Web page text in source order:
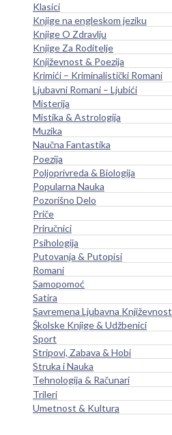
Klasici
Knjige na engleskom jeziku
Knjige O Zdravlju
Knjige Za Roditelje
Književnost & Poezija
Krimići – Kriminalistički Romani
Ljubavni Romani – Ljubići
Misterija
Mistika & Astrologija
Muzika
Naučna Fantastika
Poezija
Poljoprivreda & Biologija
Popularna Nauka
Pozorišno Delo
Priče
Priručnici
Psihologija
Putovanja & Putopisi
Romani
Samopomoć
Satira
Savremena Ljubavna Književnost
Školske Knjige & Udžbenici
Sport
Stripovi, Zabava & Hobi
Struka i Nauka
Tehnologija & Računari
Trileri
Umetnost & Kultura